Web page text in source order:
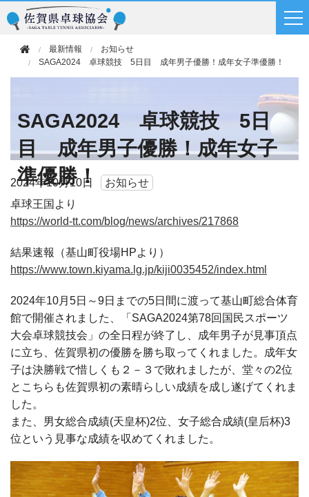
最新情報
お知らせ
SAGA2024 卓球競技 5日目 成年男子優勝！成年女子準優勝！
SAGA2024 卓球競技 5日
目 成年男子優勝！成年女子
準優勝！
2024年10月10日
お知らせ
卓球王国より
https://world-tt.com/blog/news/archives/217868
結果速報（基山町役場HPより）
https://www.town.kiyama.lg.jp/kiji0035452/index.html
2024年10月5日～9日までの5日間に渡って基山町総合体育
館で開催されました、「SAGA2024第78回国民スポーツ
大会卓球競技会」の全日程が終了し、成年男子が見事頂点
に立ち、佐賀県初の優勝を勝ち取ってくれました。成年女
子は決勝戦で惜しくも２－３で敗れましたが、堂々の2位
とこちらも佐賀県初の素晴らしい成績を成し遂げてくれま
した。
また、男女総合成績(天皇杯)2位、女子総合成績(皇后杯)3
位という見事な成績を収めてくれました。